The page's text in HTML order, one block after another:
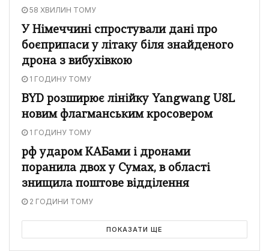
58 ХВИЛИН ТОМУ
У Німеччині спростували дані про
боєприпаси у літаку біля знайденого
дрона з вибухівкою
1 ГОДИНУ ТОМУ
BYD розширює лінійку Yangwang U8L
новим флагманським кросовером
1 ГОДИНУ ТОМУ
рф ударом КАБами і дронами
поранила двох у Сумах, в області
знищила поштове відділення
2 ГОДИНИ ТОМУ
ПОКАЗАТИ ЩЕ